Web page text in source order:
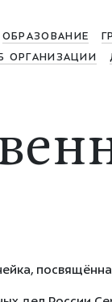
ОБРАЗОВАНИЕ
ОРГАНИЗАЦИИ